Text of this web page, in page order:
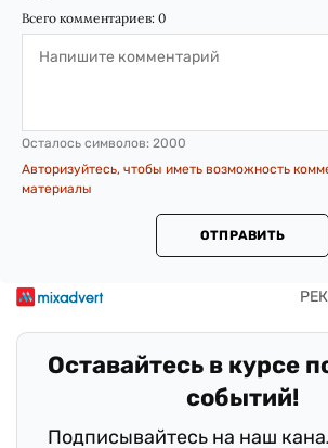
Всего комментариев: 0
Осталось символов: 2000
Авторизуйтесь, чтобы иметь возможность
материалы
ОТПРАВИТЬ
Оставайтесь в курсе
событий!
Подписывайтесь на наш